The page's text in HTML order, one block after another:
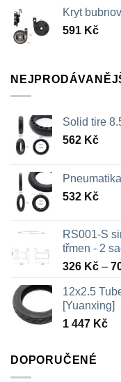
Kryt
591 Kč
Solid tire
562 Kč
532 Kč
RS001-S
třmen - 2
326 Kč –
12x2.5
[Yuanxing]
1 447 Kč
DOPORUČENÉ